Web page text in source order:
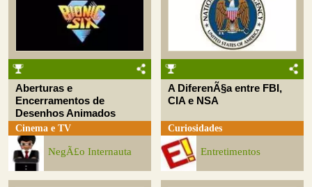
Aberturas e
Encerramentos de
Desenhos Animados
Cinema e TV
NegÃ£o Internauta
A DiferenÃ§a entre FBI,
CIA e NSA
Curiosidades
Entretimentos